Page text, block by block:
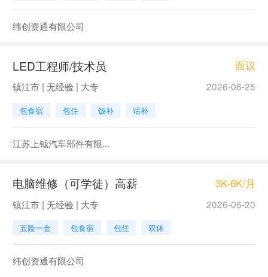
纬创资通有限公司
LED工程师/技术员 面议
镇江市 | 无经验 | 大专 2026-06-25
包食宿 包住 饭补 话补
江苏上钺汽车部件有限...
电脑维修（可学徒）高薪 3K-6K/月
镇江市 | 无经验 | 大专 2026-06-20
五险一金 包食宿 包住 双休
纬创资通有限公司